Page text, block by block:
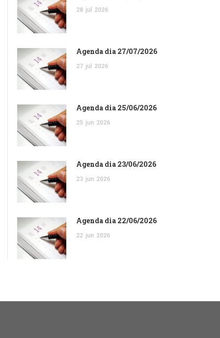
28 jul 2026
Agenda dia 27/07/2026
27 jul 2026
Agenda dia 25/06/2026
25 jun 2026
Agenda dia 23/06/2026
23 jun 2026
Agenda dia 22/06/2026
22 jun 2026